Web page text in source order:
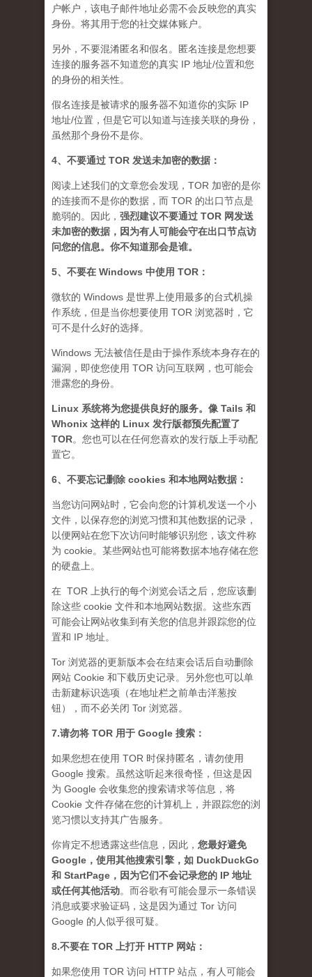
户帐户，该电子邮件地址必需不会反映您的真实
身份。将其用于您的社交媒体账户。
另外，不要混淆匿名和假名。匿名连接是您想要
连接的服务器不知道您的真实 IP 地址/位置和您
的身份的相关性。
假名连接是被请求的服务器不知道你的实际 IP
地址/位置，但是它可以知道与连接关联的身份，
虽然那个身份不是你。
4、不要通过 TOR 发送未加密的数据：
阅读上述我们的文章您会发现，TOR 加密的是你
的连接而不是你的数据，而 TOR 的出口节点是
脆弱的。因此， 强烈建议不要通过 TOR 网发送
未加密的数据，因为有人可能会守在出口节点访
问您的信息。你不知道那会是谁。
5、不要在 Windows 中使用 TOR：
微软的 Windows 是世界上使用最多的台式机操
作系统，但是当你想要使用 TOR 浏览器时，它
可不是什么好的选择。
Windows 无法被信任是由于操作系统本身存在的
漏洞，即使您使用 TOR 访问互联网，也可能会
泄露您的身份。
Linux 系统将为您提供良好的服务。像 Tails 和
Whonix 这样的 Linux 发行版都预先配置了
TOR。您也可以在任何您喜欢的发行版上手动配
置它。
6、不要忘记删除 cookies 和本地网站数据：
当您访问网站时，它会向您的计算机发送一个小
文件，以保存您的浏览习惯和其他数据的记录，
以便网站在您下次访问时能够识别您，该文件称
为 cookie。某些网站也可能将数据本地存储在您
的硬盘上。
在 TOR 上执行的每个浏览会话之后，您应该删
除这些 cookie 文件和本地网站数据。这些东西
可能会让网站收集到有关您的信息并跟踪您的位
置和 IP 地址。
Tor 浏览器的更新版本会在结束会话后自动删除
网站 Cookie 和下载历史记录。另外您也可以单
击新建标识选项（在地址栏之前单击洋葱按
钮），而不必关闭 Tor 浏览器。
7.请勿将 TOR 用于 Google 搜索：
如果您想在使用 TOR 时保持匿名，请勿使用
Google 搜索。虽然这听起来很奇怪，但这是因
为 Google 会收集您的搜索请求等信息，将
Cookie 文件存储在您的计算机上，并跟踪您的浏
览习惯以支持其广告服务。
你肯定不想透露这些信息，因此， 您最好避免
Google，使用其他搜索引擎，如 DuckDuckGo
和 StartPage，因为它们不会记录您的 IP 地址
或任何其他活动。而谷歌有可能会显示一条错误
消息或要求验证码，这是因为通过 Tor 访问
Google 的人似乎很可疑。
8.不要在 TOR 上打开 HTTP 网站：
如果您使用 TOR 访问 HTTP 站点，有人可能会